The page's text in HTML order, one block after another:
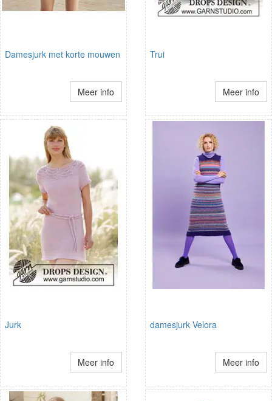
Damesjurk met korte mouwen
Meer info
Trui
Meer info
Jurk
Meer info
damesjurk Velora
Meer info